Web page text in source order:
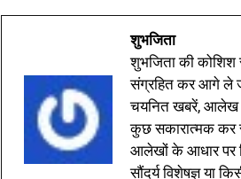
शुभजिता
शुभजिता की कोशिश
संग्रहित कर आगे ले
चयनित खबरें, आलेख
कुछ सकारात्मक कर
आलेखों के आधार पर
सौंदर्य विशेषज्ञ या